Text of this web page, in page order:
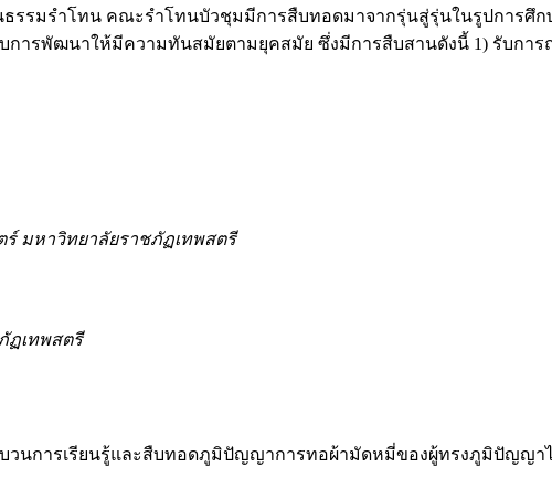
รรมรำโทน คณะรำโทนบัวชุมมีการสืบทอดมาจากรุ่นสู่รุ่นในรูปการ
ารพัฒนาให้มีความทันสมัยตามยุคสมัย ซึ่งมีการสืบสานดังนี้ 1) รับการ
มหาวิทยาลัยราชภัฏเทพสตรี
ฏเทพสตรี
บวนการเรียนรู้และสืบทอดภูมิปัญญาการทอผ้ามัดหมี่ของผู้ทรงภูมิปัญ